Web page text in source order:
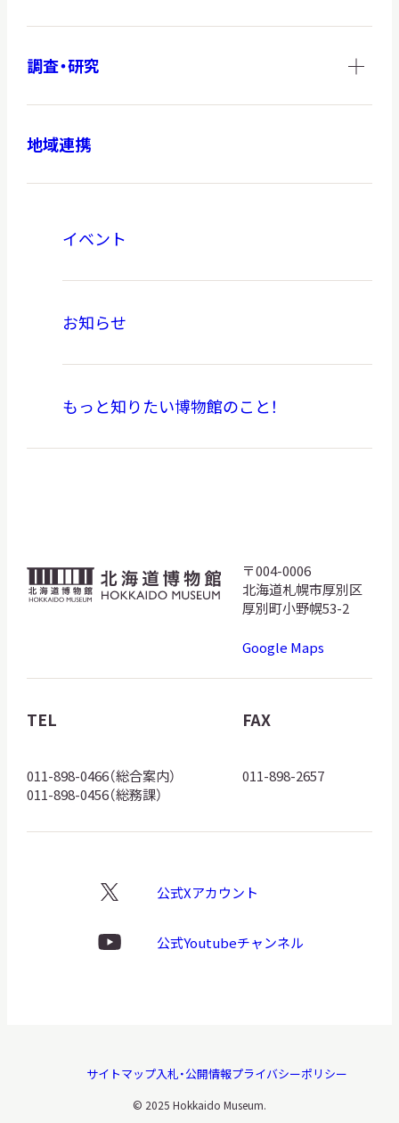
調査・研究
地域連携
イベント
お知らせ
もっと知りたい博物館のこと！
北
海
物
館
ゴ
〒004-0006
北海道札幌市厚別区
厚別町小野幌53-2
Google Maps
TEL
011-898-0466（総合案内）
011-898-0456（総務課）
FAX
011-898-2657
X
ゴ
公式Xアカウント
Youtube
公式Youtubeチャンネル
サイトマップ入札・公開情報プライバシーポリシー
© 2025 Hokkaido Museum.